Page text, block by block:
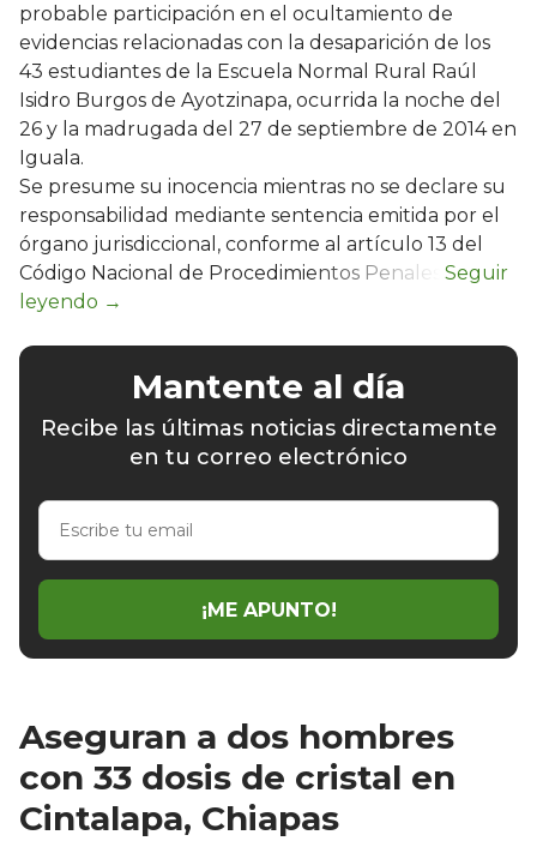
probable participación en el ocultamiento de
evidencias relacionadas con la desaparición de los
43 estudiantes de la Escuela Normal Rural Raúl
Isidro Burgos de Ayotzinapa, ocurrida la noche del
26 y la madrugada del 27 de septiembre de 2014 en
Iguala.
Se presume su inocencia mientras no se declare su
responsabilidad mediante sentencia emitida por el
órgano jurisdiccional, conforme al artículo 13 del
Código Nacional de Procedimientos Penales.
Mantente al día
Recibe las últimas noticias directamente
en tu correo electrónico
Escribe
email
¡ME APUNTO!
Aseguran a dos hombres
con 33 dosis de cristal en
Cintalapa, Chiapas